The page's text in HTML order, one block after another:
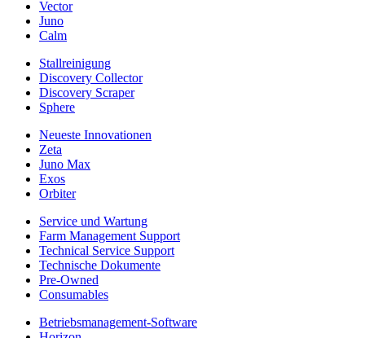
Vector
Juno
Calm
Stallreinigung
Discovery Collector
Discovery Scraper
Sphere
Neueste Innovationen
Zeta
Juno Max
Exos
Orbiter
Service und Wartung
Farm Management Support
Technical Service Support
Technische Dokumente
Pre-Owned
Consumables
Betriebsmanagement-Software